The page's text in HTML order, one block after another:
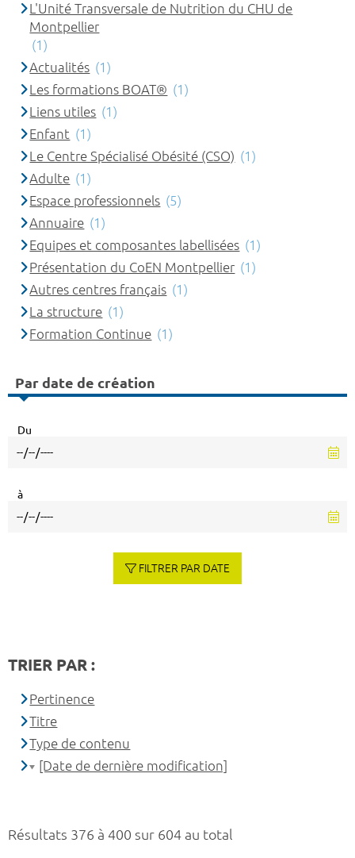
Résultats 376 à 400 sur 604 au total
L'Unité Transversale de Nutrition du CHU de
Montpellier
(1)
Actualités (1)
Les formations BOAT® (1)
Liens utiles (1)
Enfant (1)
Le Centre Spécialisé Obésité (CSO) (1)
Adulte (1)
Espace professionnels (5)
Annuaire (1)
Equipes et composantes labellisées (1)
Présentation du CoEN Montpellier (1)
Autres centres français (1)
La structure (1)
Formation Continue (1)
Par date de création
Du
à
FILTRER PAR DATE
TRIER PAR :
Pertinence
Titre
Type de contenu
[Date de dernière modification]